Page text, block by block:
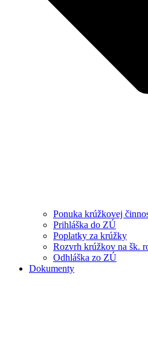
Ponuka krúžkovej
Prihláška do ZÚ
Poplatky za krúžky
Rozvrh krúžkov na šk.
Odhláška zo ZÚ
Dokumenty